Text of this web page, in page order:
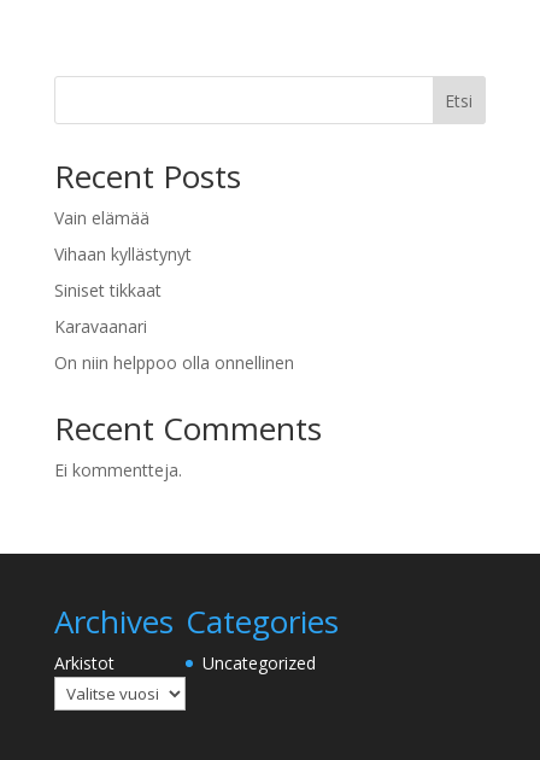
Etsi
Recent Posts
Vain elämää
Vihaan kyllästynyt
Siniset tikkaat
Karavaanari
On niin helppoo olla onnellinen
Recent Comments
Ei kommentteja.
Archives
Arkistot
Categories
Uncategorized